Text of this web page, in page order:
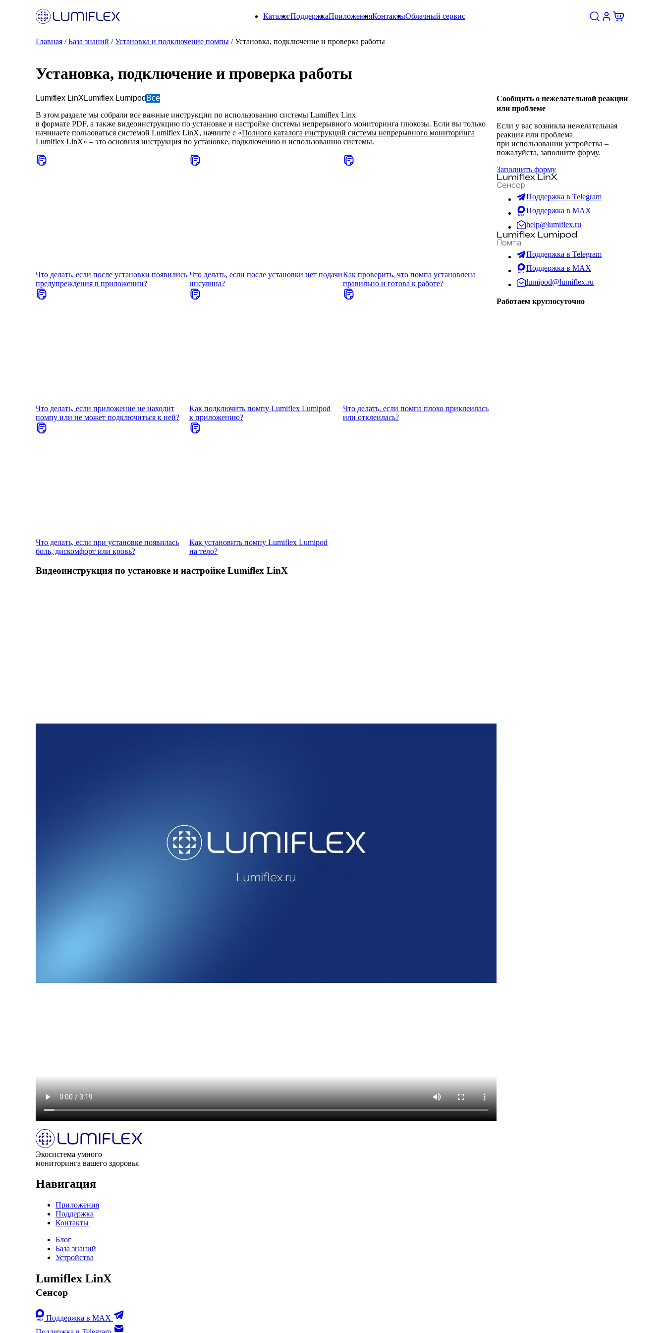
КаталогПоддержкаПриложенияКонтактыОблачный сервис
Главная /База знаний /Установка и подключение помпы /Установка, подключение и проверка работы
Установка, подключение и проверка работы
Lumiflex LinX Lumiflex Lumipod Все
В этом разделе мы собрали все важные инструкции по использованию системы Lumiflex Linx
в формате PDF, а также видеоинструкцию по установке и настройке системы непрерывного мониторинга глюкозы. Если вы только
начинаете пользоваться системой Lumiflex LinX, начните с «Полного каталога инструкций системы непрерывного мониторинга
Lumiflex LinX» – это основная инструкция по установке, подключению и использованию системы.
Что делать, если после установки появились
предупреждения в приложении?
Что делать, если после установки нет подачи
инсулина?
Как проверить, что помпа установлена
правильно и готова к работе?
Что делать, если приложение не находит
помпу или не может подключиться к ней?
Как подключить помпу Lumiflex Lumipod
к приложению?
Что делать, если помпа плохо приклеилась
или отклеилась?
Что делать, если при установке появилась
боль, дискомфорт или кровь?
Как установить помпу Lumiflex Lumipod
на тело?
Видеоинструкция по установке и настройке Lumiflex LinX
Сообщить о нежелательной реакции
или проблеме
Если у вас возникла нежелательная
реакция или проблема
при использовании устройства –
пожалуйста, заполните форму.
Заполнить форму
Lumiflex LinX
Сенсор
Поддержка в Telegram
Поддержка в MAX
help@lumiflex.ru
Lumiflex Lumipod
Помпа
Поддержка в Telegram
Поддержка в MAX
lumipod@lumiflex.ru
Работаем круглосуточно
Экосистема умного
мониторинга вашего здоровья
Навигация
Приложения
Поддержка
Контакты
Блог
База знаний
Устройства
Lumiflex LinX
Сенсор
Поддержка в MAX